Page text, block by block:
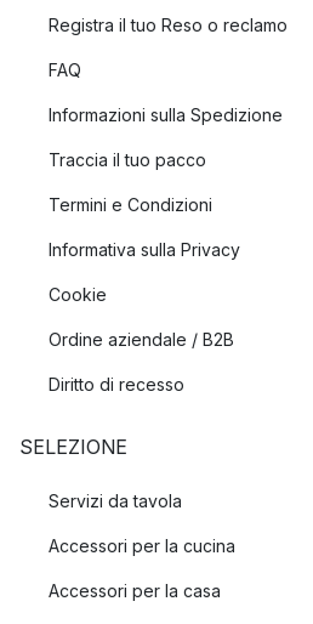
Registra il tuo Reso o reclamo
FAQ
Informazioni sulla Spedizione
Traccia il tuo pacco
Termini e Condizioni
Informativa sulla Privacy
Cookie
Ordine aziendale / B2B
Diritto di recesso
SELEZIONE
Servizi da tavola
Accessori per la cucina
Accessori per la casa